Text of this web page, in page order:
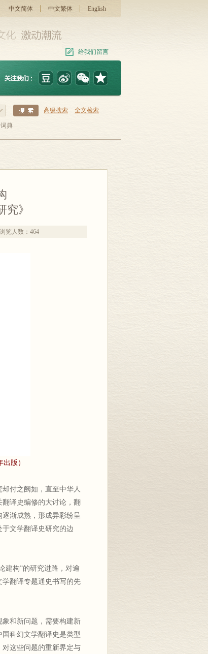
中文简体 中文繁体 English
给我们留言
高级搜索 全文检索
典
》
浏览人数： 464
版）
付之阙如，直至中华人
译史编修的大讨论，翻
渐成熟，形成异彩纷呈
文学翻译史研究的边
构”的研究进路，对逾
翻译专题通史书写的先
和新问题，需要构建新
科幻文学翻译史是类型
这些问题的重新界定与